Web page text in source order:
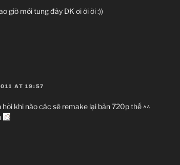
giờ mới tung đây DK ơi ới ời :))
AT 19:57
khi nào các sẽ remake lại bản 720p thế ^^